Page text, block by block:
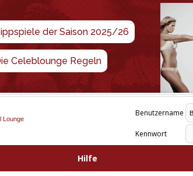
der Saison 2025/26
Celeblounge Regeln
Lounge
Benutzername
Kennwort
Hilfe